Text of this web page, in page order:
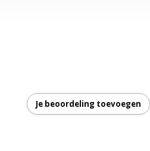
Je beoordeling toevoegen